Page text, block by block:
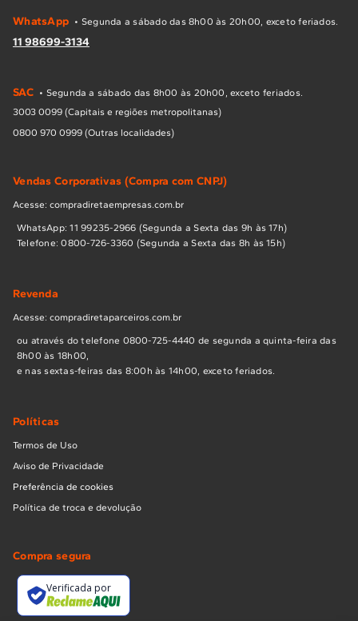
WhatsApp • Segunda a sábado das 8h00 às 20h00, exceto feriados.
11 98699-3134
SAC • Segunda a sábado das 8h00 às 20h00, exceto feriados.
3003 0099 (Capitais e regiões metropolitanas)
0800 970 0999 (Outras localidades)
Vendas Corporativas (Compra com CNPJ)
Acesse: compradiretaempresas.com.br
WhatsApp: 11 99235-2966 (Segunda a Sexta das 9h às 17h)
Telefone: 0800-726-3360 (Segunda a Sexta das 8h às 15h)
Revenda
Acesse: compradiretaparceiros.com.br
ou através do telefone 0800-725-4440 de segunda a quinta-feira das
8h00 às 18h00,
e nas sextas-feiras das 8:00h às 14h00, exceto feriados.
Políticas
Termos de Uso
Aviso de Privacidade
Preferência de cookies
Política de troca e devolução
Compra segura
Verificada por